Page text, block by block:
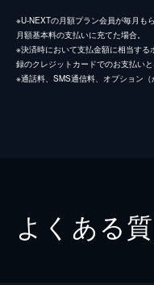
※U-NEXTの月額プラン会員が毎月も
月額基本料の支払いに充てた場合。
※決済時において支払金額に相当す
録のクレジットカードでのお支払いと
※通話料、SMS通信料、オプション（
よくある